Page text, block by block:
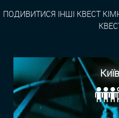
ПОДИВИТИСЯ ІНШІ КВЕСТ